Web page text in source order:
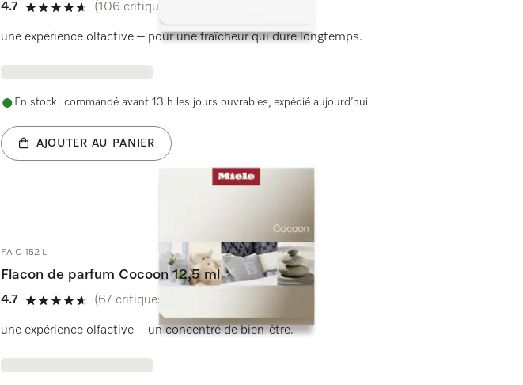
4.7
4.7 étoiles sur 5
(106 critiques)
une expérience olfactive – pour une fraîcheur qui dure longtemps.
En stock : commandé avant 13 h les jours ouvrables, expédié aujourd’hui
AJOUTER AU PANIER
FA C 152 L
Flacon de parfum Cocoon 12,5 ml
4.7
4.7 étoiles sur 5
(67 critiques)
une expérience olfactive – un concentré de bien-être.